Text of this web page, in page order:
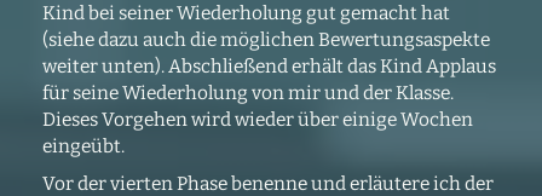
Kind bei seiner Wiederholung gut gemacht hat
(siehe dazu auch die möglichen Bewertungsaspekte
weiter unten). Abschließend erhält das Kind Applaus
für seine Wiederholung von mir und der Klasse.
Dieses Vorgehen wird wieder über einige Wochen
eingeübt.
Vor der vierten Phase benenne und erläutere ich der